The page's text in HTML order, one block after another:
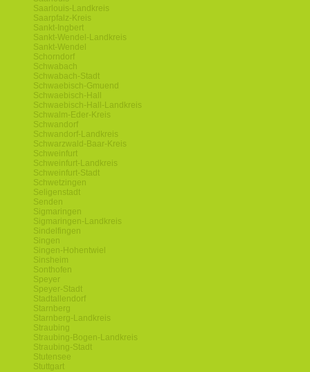
Saarlouis-Landkreis
Saarpfalz-Kreis
Sankt-Ingbert
Sankt-Wendel-Landkreis
Sankt-Wendel
Schorndorf
Schwabach
Schwabach-Stadt
Schwaebisch-Gmuend
Schwaebisch-Hall
Schwaebisch-Hall-Landkreis
Schwalm-Eder-Kreis
Schwandorf
Schwandorf-Landkreis
Schwarzwald-Baar-Kreis
Schweinfurt
Schweinfurt-Landkreis
Schweinfurt-Stadt
Schwetzingen
Seligenstadt
Senden
Sigmaringen
Sigmaringen-Landkreis
Sindelfingen
Singen
Singen-Hohentwiel
Sinsheim
Sonthofen
Speyer
Speyer-Stadt
Stadtallendorf
Starnberg
Starnberg-Landkreis
Straubing
Straubing-Bogen-Landkreis
Straubing-Stadt
Stutensee
Stuttgart